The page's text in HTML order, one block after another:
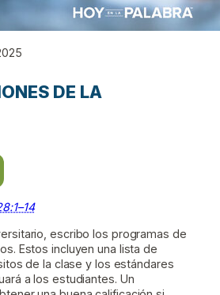
DE LA
escribo los programas de
Estos incluyen una lista de
de la clase y los estándares
a los estudiantes. Un